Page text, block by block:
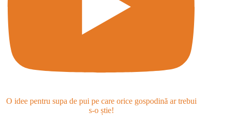
O idee pentru supa de pui pe care orice gospodină ar trebui
s-o știe!